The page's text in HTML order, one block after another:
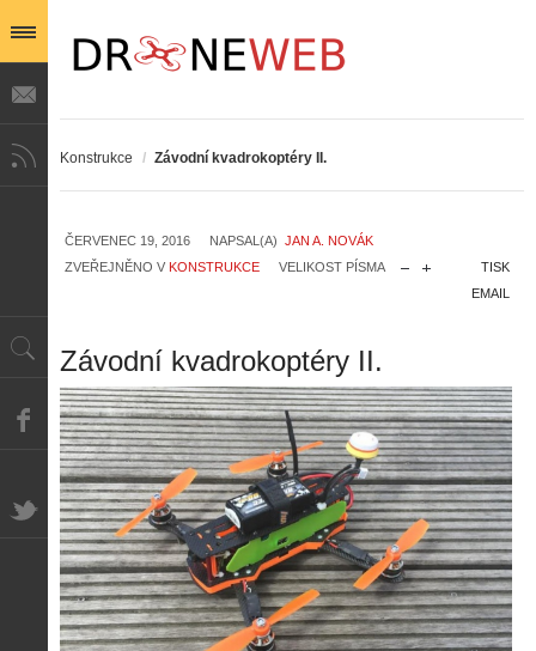
Konstrukce / Závodní kvadrokoptéry II.
ČERVENEC 19, 2016 NAPSAL(A) JAN A. NOVÁK
ZVEŘEJNĚNO V KONSTRUKCE VELIKOST PÍSMA
TISK
EMAIL
Závodní kvadrokoptéry II.